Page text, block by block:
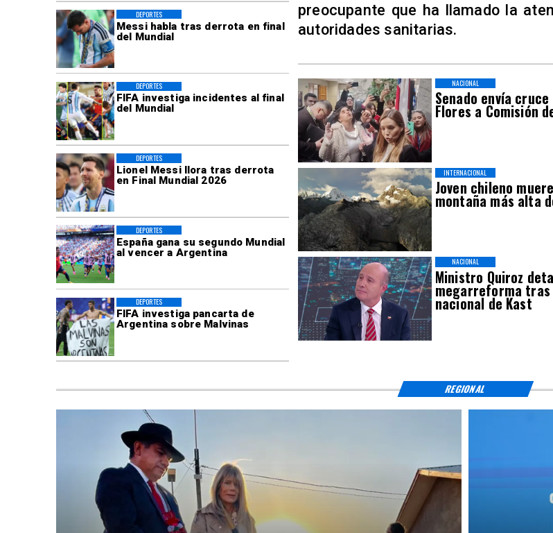
Messi habla tras derrota en final
del Mundial
DEPORTES
FIFA investiga incidentes al final
del Mundial
DEPORTES
Lionel Messi llora tras derrota
en Final Mundial 2026
DEPORTES
España gana su segundo Mundial
al vencer a Argentina
DEPORTES
FIFA investiga pancarta de
Argentina sobre Malvinas
DEPORTES
Senado envía
Flores a Comisión
NACIONAL
Joven chileno
montaña más alta
INTERNACIONAL
Ministro Quiroz
megarreforma tras
nacional de Kast
NACIONAL
preocupante que ha llamado la
autoridades sanitarias.
REGIONAL